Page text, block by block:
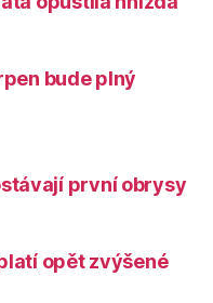
bude plný
první obrysy
opět zvýšené